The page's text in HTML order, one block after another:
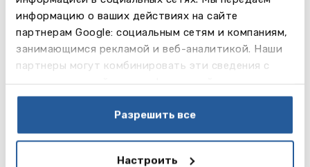
информацию о ваших действиях на сайте
партнерам Google: социальным сетям и компаниям,
занимающимся рекламой и веб-аналитикой. Наши
партнеры могут комбинировать эти сведения с
данными, которые они получили при использовании
Разрешить все
Настроить
Если вы уже приняли решение учиться за
границей, то приглашаем записаться на
бесплатную онлайн консультацию с нашими
опытными специалистами в области
зарубежного образования, которые сами учились
Регистрация на бесплатную консультацию